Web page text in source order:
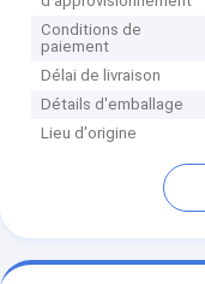
Conditions de
paiement
Délai de livraison
Détails d'emballage
Lieu d'origine